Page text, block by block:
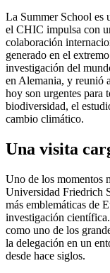
La Summer School es
el CHIC impulsa con
colaboración
generado en el
investigación del
en Alemania, y reunió
hoy son urgentes para
biodiversidad, el
cambio climático.
Una visita
Uno de los momentos
Universidad Friedrich
más emblemáticas de
investigación
como uno de los
la delegación en un
desde hace siglos.